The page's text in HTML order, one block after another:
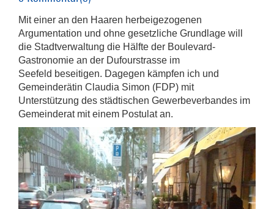
Mit einer an den Haaren herbeigezogenen
Argumentation und ohne gesetzliche Grundlage will
die Stadtverwaltung die Hälfte der Boulevard-
Gastronomie an der Dufourstrasse im
Seefeld beseitigen. Dagegen kämpfen ich und
Gemeinderätin Claudia Simon (FDP) mit
Unterstützung des städtischen Gewerbeverbandes im
Gemeinderat mit einem Postulat an.